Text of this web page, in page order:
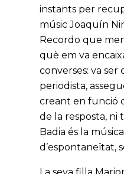
instants per
músic Joaquín
Recordo que
què em va
converses: va ser
periodista,
creant en funció
de la resposta, ni
Badia és la
d’espontaneïtat,